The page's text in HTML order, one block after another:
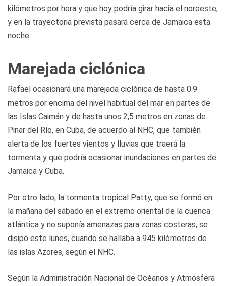
kilómetros por hora y que hoy podría girar hacia el noroeste,
y en la trayectoria prevista pasará cerca de Jamaica esta
noche.
Marejada ciclónica
Rafael ocasionará una marejada ciclónica de hasta 0.9
metros por encima del nivel habitual del mar en partes de
las Islas Caimán y de hasta unos 2,5 metros en zonas de
Pinar del Río, en Cuba, de acuerdo al NHC, que también
alerta de los fuertes vientos y lluvias que traerá la
tormenta y que podría ocasionar inundaciones en partes de
Jamaica y Cuba.
Por otro lado, la tormenta tropical Patty, que se formó en
la mañana del sábado en el extremo oriental de la cuenca
atlántica y no suponía amenazas para zonas costeras, se
disipó este lunes, cuando se hallaba a 945 kilómetros de
las islas Azores, según el NHC.
Según la Administración Nacional de Océanos y Atmósfera